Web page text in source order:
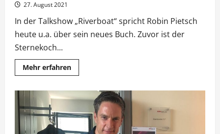
27. August 2021
In der Talkshow „Riverboat“ spricht Robin Pietsch
heute u.a. über sein neues Buch. Zuvor ist der
Sternekoch...
Mehr erfahrenMehr
Informationen
Dreifacher
Einsatz
im
MDR
Fernsehen